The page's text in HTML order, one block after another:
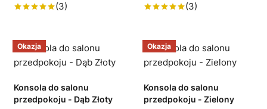
(3) (3)
Okazja
Konsola do salonu
przedpokoju - Dąb Złoty
Okazja
Konsola do salonu
przedpokoju - Zielony